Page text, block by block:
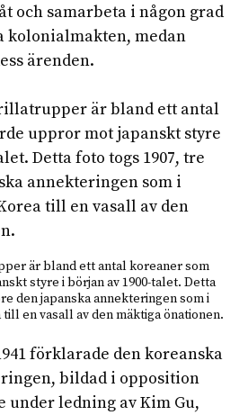
och samarbeta i någon grad
kolonialmakten, medan
ärenden.
är bland ett antal koreaner som
styre i början av 1900-talet. Detta
den japanska annekteringen som i
en vasall av den mäktiga önationen.
förklarade den koreanska
bildad i opposition
under ledning av Kim Gu,